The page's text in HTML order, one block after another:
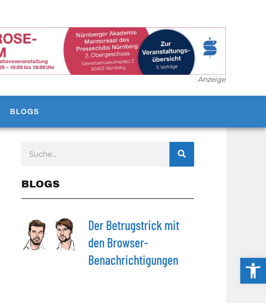
Anzeige
BLOGS
BLOGS
Der Betrugstrick mit
den Browser-
Benachrichtigungen